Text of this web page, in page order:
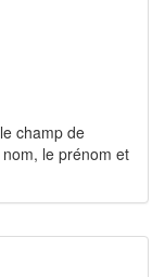
champ de
le prénom et